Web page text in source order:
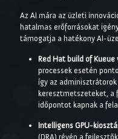
Az AI mára az üzleti
hatalmas erőforrásokat
támogatja a hatékony AI-
Red Hat build of Kueue
processek esetén
így az
keresztmetszeteket, a
időpontot kapnak a
Intelligens GPU-
(DRA) révén a